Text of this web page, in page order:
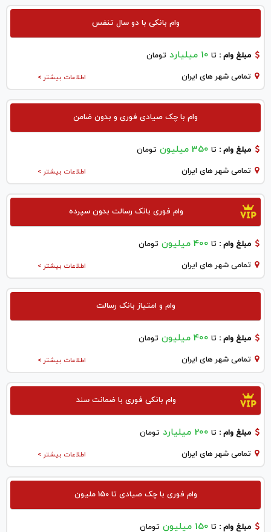
وام بانکی با دو سال تنفس
مبلغ وام : تا 10 میلیارد تومان
اطلاعات بیشتر > تمامی شهر های ایران
وام با چک صیادی فوری و بدون ضامن
مبلغ وام : تا 350 میلیون تومان
اطلاعات بیشتر > تمامی شهر های ایران
وام فوری بانک رسالت بدون سپرده
مبلغ وام : تا 400 میلیون تومان
اطلاعات بیشتر > تمامی شهر های ایران
وام و امتیاز بانک رسالت
مبلغ وام : تا 400 میلیون تومان
اطلاعات بیشتر > تمامی شهر های ایران
وام بانکی فوری با ضمانت سند
مبلغ وام : تا 200 میلیارد تومان
اطلاعات بیشتر > تمامی شهر های ایران
وام فوری با چک صیادی تا 150 ملیون
مبلغ وام : تا 150 میلیون تومان